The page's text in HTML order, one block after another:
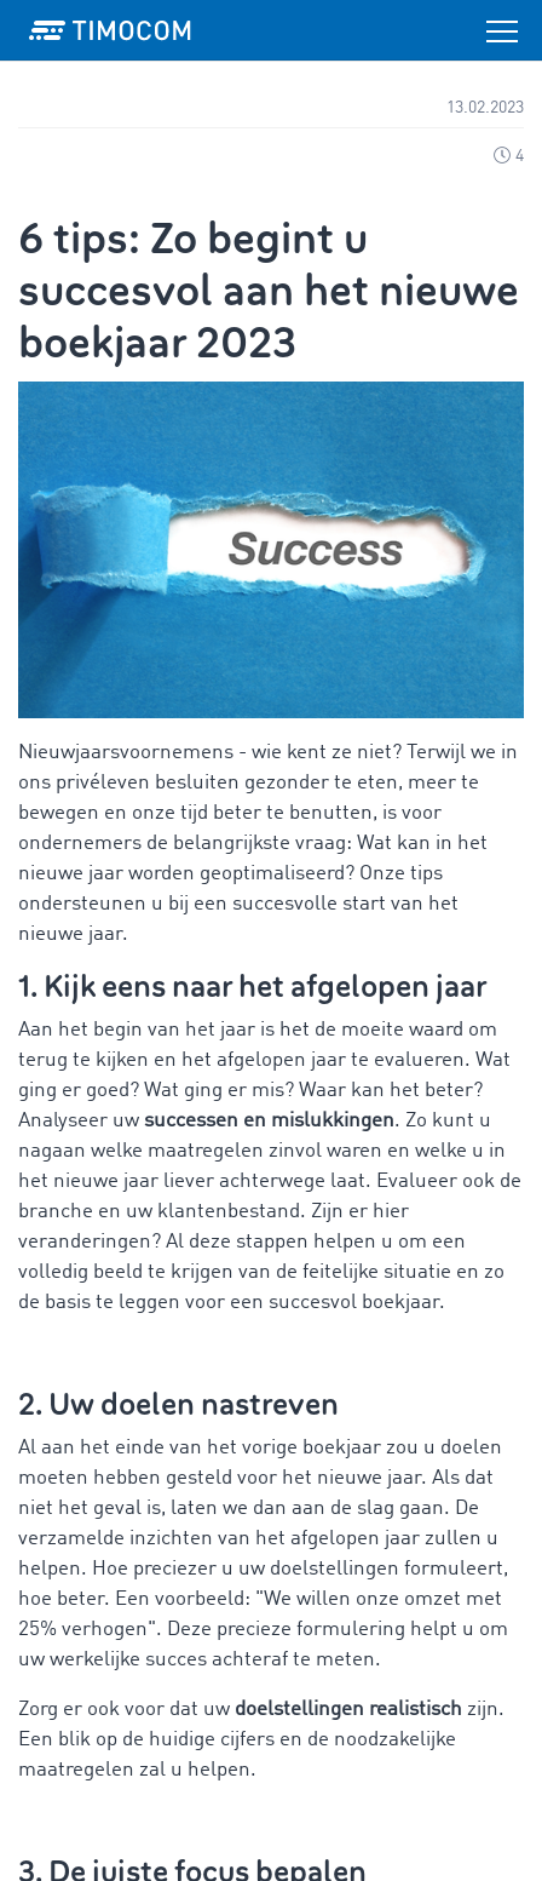
13.02.2023
4
6 tips: Zo begint u
succesvol aan het nieuwe
boekjaar 2023
Nieuwjaarsvoornemens - wie kent ze niet? Terwijl we in
ons privéleven besluiten gezonder te eten, meer te
bewegen en onze tijd beter te benutten, is voor
ondernemers de belangrijkste vraag: Wat kan in het
nieuwe jaar worden geoptimaliseerd? Onze tips
ondersteunen u bij een succesvolle start van het
nieuwe jaar.
1. Kijk eens naar het afgelopen jaar
Aan het begin van het jaar is het de moeite waard om
terug te kijken en het afgelopen jaar te evalueren. Wat
ging er goed? Wat ging er mis? Waar kan het beter?
Analyseer uw successen en mislukkingen. Zo kunt u
nagaan welke maatregelen zinvol waren en welke u in
het nieuwe jaar liever achterwege laat. Evalueer ook de
branche en uw klantenbestand. Zijn er hier
veranderingen? Al deze stappen helpen u om een
volledig beeld te krijgen van de feitelijke situatie en zo
de basis te leggen voor een succesvol boekjaar.
2. Uw doelen nastreven
Al aan het einde van het vorige boekjaar zou u doelen
moeten hebben gesteld voor het nieuwe jaar. Als dat
niet het geval is, laten we dan aan de slag gaan. De
verzamelde inzichten van het afgelopen jaar zullen u
helpen. Hoe preciezer u uw doelstellingen formuleert,
hoe beter. Een voorbeeld: "We willen onze omzet met
25% verhogen". Deze precieze formulering helpt u om
uw werkelijke succes achteraf te meten.
Zorg er ook voor dat uw doelstellingen realistisch zijn.
Een blik op de huidige cijfers en de noodzakelijke
maatregelen zal u helpen.
3. De juiste focus bepalen